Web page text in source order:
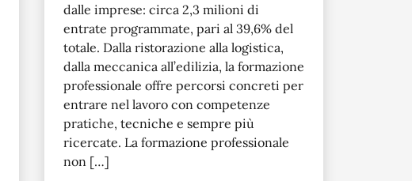
dalle imprese: circa 2,3 milioni di
entrate programmate, pari al 39,6% del
totale. Dalla ristorazione alla logistica,
dalla meccanica all’edilizia, la formazione
professionale offre percorsi concreti per
entrare nel lavoro con competenze
pratiche, tecniche e sempre più
ricercate. La formazione professionale
non […]